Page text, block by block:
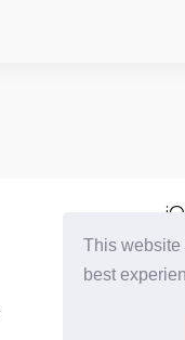
This website
best